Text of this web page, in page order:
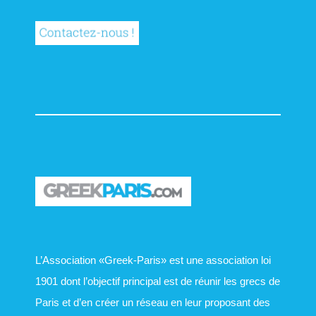
L’Association «Greek-Paris» est une association loi
1901 dont l’objectif principal est de réunir les grecs de
Paris et d’en créer un réseau en leur proposant des